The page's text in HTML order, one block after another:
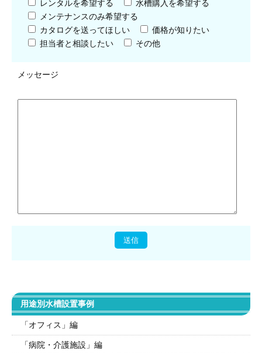
レンタルを希望する
水槽購入を希望する
メンテナンスのみ希望する
カタログを送ってほしい
価格が知りたい
担当者と相談したい
その他
メッセージ
用途別水槽設置事例
「オフィス」編
「病院・介護施設」編